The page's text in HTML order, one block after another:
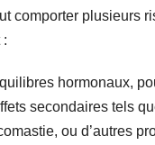
comporter plusieurs
:
hormonaux,
secondaires tels
ou d’autres